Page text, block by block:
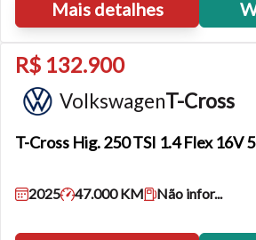
Mais detalhes
R$ 132.900
VolkswagenT-Cross
T-Cross Hig. 250 TSI 1.4 Flex 16V
2025 47.000 KM Não infor...